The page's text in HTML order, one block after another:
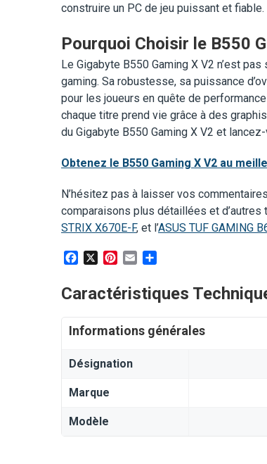
construire un PC de jeu puissant et fiable.
Pourquoi Choisir le B550
Le Gigabyte B550 Gaming X V2 n’est
gaming. Sa robustesse, sa puissance
pour les joueurs en quête de
chaque titre prend vie grâce à des
du Gigabyte B550 Gaming X V2 et
Obtenez le B550 Gaming X V2 au
N’hésitez pas à laisser vos
comparaisons plus détaillées et
STRIX X670E-F, et l’ASUS TUF GAMING
FacebookPinterest
Email
Caractéristiques
Informations générales
Désignation
Marque
Modèle